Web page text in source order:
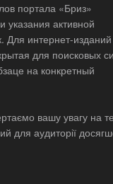
портала «Бриз»
указания активной
Для интернет-изданий
для поисковых
на конкретный
вашу увагу на
для аудиторії